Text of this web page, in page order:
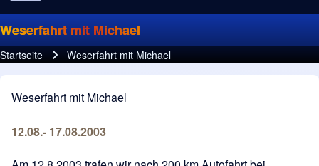
Weserfahrt mit Michael
Pfadnavigation
Startseite Weserfahrt mit Michael
Weserfahrt mit Michael
12.08.- 17.08.2003